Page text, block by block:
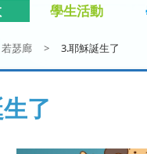
學生活動
若瑟廊 > 3.耶穌誕生了
了